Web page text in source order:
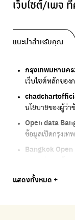
เว็บไซต์/เพจ
แนะนำสำหรับคุณ
กรุงเทพมหานคร
เว็บไซต์หลักของ
นโยบายของผู้ว่า
Open data
ข้อมูลเปิดกรุงเท
Bangkok
Bangkok Trees
แสดงทั้งหมด +
Traffy Fondue
แจ้งปัญหาขยะ เ
BKK Zero
กรุงเทพฯไม่เทรว
ลุงซาเล้งกับขยะ
เริ่มแยกขยะตั้งแ
CHULA Zero
Green2Get
Traffy Fondue
แจ้งปัญหาฝุ่น เพื่
Airbkk
รายงานคุณภาพอ
Air4Thai
ตรวจสอบสภาพอ
กรมควบคุมมล
Line Alert
Bangkok Trees
ความคืบหน้าโคร
Greener
โครงการเพิ่มพื้น
We park
เครือข่ายพัฒนาเ
Thai Green
Urban Design
DCCE
กรมการเปลี่ยนแ
เรื่องราวในกรุงเ
กรมควบคุมมล
แหล่งข้อมูลเกี่ยว
Greenpeace
Climate Strike